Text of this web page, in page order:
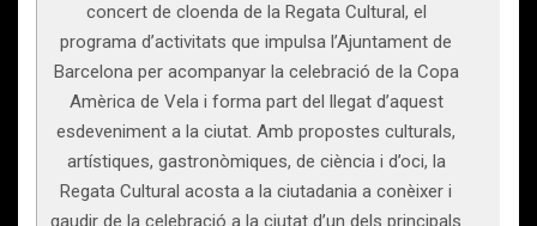
concert de cloenda de la Regata Cultural, el
programa d’activitats que impulsa l’Ajuntament de
Barcelona per acompanyar la celebració de la Copa
Amèrica de Vela i forma part del llegat d’aquest
esdeveniment a la ciutat. Amb propostes culturals,
artístiques, gastronòmiques, de ciència i d’oci, la
Regata Cultural acosta a la ciutadania a conèixer i